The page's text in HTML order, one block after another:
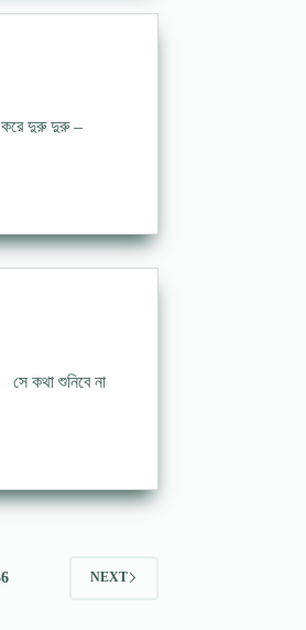
করে দুরু দুরু –
কথা শুনিবে না
NEXT